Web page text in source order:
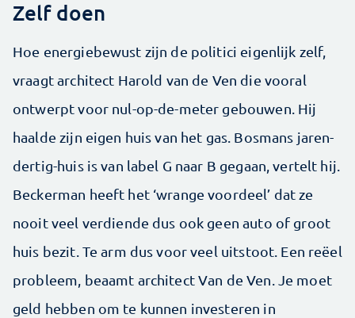
Zelf doen
Hoe energiebewust zijn de politici eigenlijk zelf,
vraagt architect Harold van de Ven die vooral
ontwerpt voor nul-op-de-meter gebouwen. Hij
haalde zijn eigen huis van het gas. Bosmans jaren-
dertig-huis is van label G naar B gegaan, vertelt hij.
Beckerman heeft het ‘wrange voordeel’ dat ze
nooit veel verdiende dus ook geen auto of groot
huis bezit. Te arm dus voor veel uitstoot. Een reëel
probleem, beaamt architect Van de Ven. Je moet
geld hebben om te kunnen investeren in